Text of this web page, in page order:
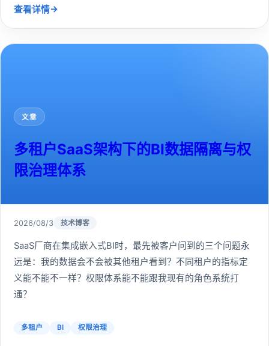
查看详情→
文章
多租户SaaS架构下的BI数据隔离与权
限治理体系
2026/08/3 技术博客
SaaS厂商在集成嵌入式BI时，最先被客户问到的三个问题永
远是：我的数据会不会被其他租户看到？不同租户的指标定
义能不能不一样？权限体系能不能跟我现有的角色系统打
通？
多租户 BI 权限治理